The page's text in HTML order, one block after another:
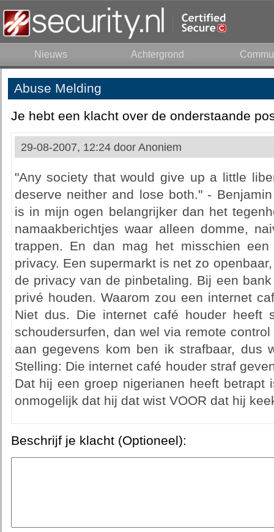
Nieuws Achtergrond
Abuse Melding
Je hebt een klacht over de onderstaande
29-08-2007, 12:24 door Anoniem
"Any society that would give up a little
deserve neither and lose both." -
is in mijn ogen belangrijker dan het
namaakberichtjes waar alleen domme,
trappen. En dan mag het misschien
privacy. Een supermarkt is net zo
de privacy van de pinbetaling. Bij een
privé houden. Waarom zou een internet
Niet dus. Die internet café houder heeft
schoudersurfen, dan wel via remote
aan gegevens kom ben ik strafbaar, dus
Stelling: Die internet café houder straf
Dat hij een groep nigerianen heeft
onmogelijk dat hij dat wist VOOR dat hij
Beschrijf je klacht (Optioneel):